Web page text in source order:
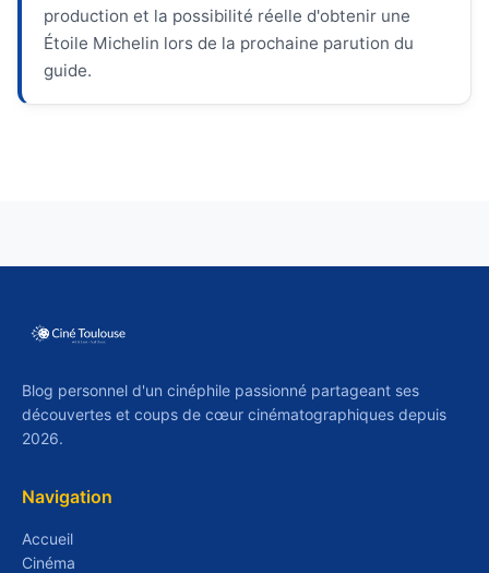
production et la possibilité réelle d'obtenir une
Étoile Michelin lors de la prochaine parution du
guide.
Blog personnel d'un cinéphile passionné partageant ses
découvertes et coups de cœur cinématographiques depuis
2026.
Navigation
Accueil
Cinéma